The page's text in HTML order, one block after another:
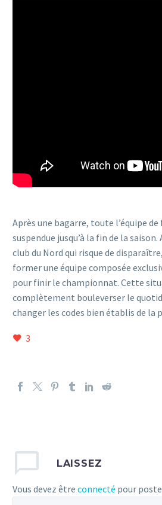
Après une bagarre, toute l’équipe
suspendue jusqu’à la fin de la
club du Nord qui risque de
former une équipe composée
pour finir le championnat. Cette
complètement bouleverser le
changer les codes bien établis de la
3
LAISSEZ
Vous devez être connecté pour